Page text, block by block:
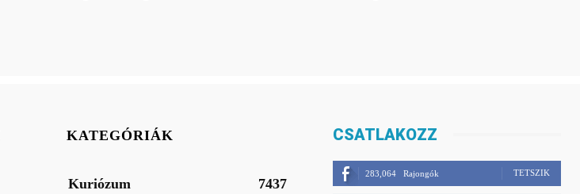
KATEGÓRIÁK
Kuriózum
7437
CSATLAKOZZ
283,064 Rajongók TETSZIK